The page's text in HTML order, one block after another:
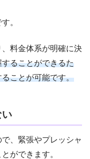
。
料金体系が明確に決
ることができるた
ことが可能です。
い
、緊張やプレッシャ
ができます。